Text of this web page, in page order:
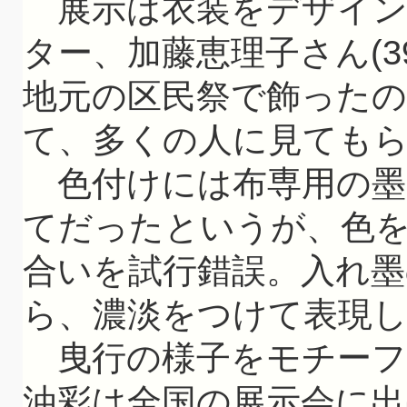
展示は衣装をデザイ
ター、加藤恵理子さん
地元の区民祭で飾った
て、多くの人に見ても
色付けには布専用の
てだったというが、色
合いを試行錯誤。入れ
ら、濃淡をつけて表現
曳行の様子をモチー